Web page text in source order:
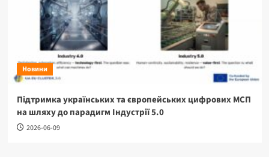
Новини
Підтримка українських та європейських цифрових МСП
на шляху до парадигм Індустрії 5.0
2026-06-09